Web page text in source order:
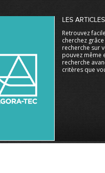
LES ARTICLES
Retrouvez
cherchez
recherche sur
pouvez même
recherche
critères que